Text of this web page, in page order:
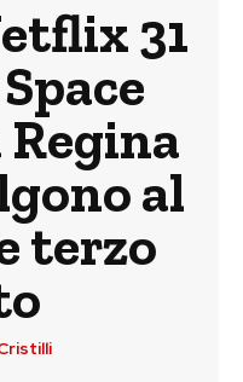
31
Regina
al
terzo